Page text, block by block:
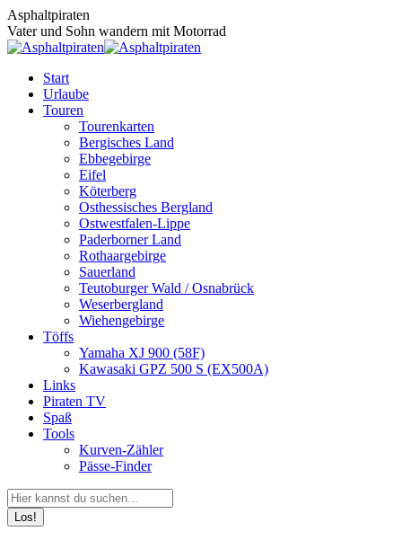
Zum
Inhalt
springen
Asphaltpiraten
Vater und Sohn wandern mit Motorrad
Start
Urlaube
Touren
Tourenkarten
Bergisches Land
Ebbegebirge
Eifel
Köterberg
Osthessisches Bergland
Ostwestfalen-Lippe
Paderborner Land
Rothaargebirge
Sauerland
Teutoburger Wald / Osnabrück
Weserbergland
Wiehengebirge
Töffs
Yamaha XJ 900 (58F)
Kawasaki GPZ 500 S (EX500A)
Links
Piraten TV
Spaß
Tools
Kurven-Zähler
Pässe-Finder
Search: